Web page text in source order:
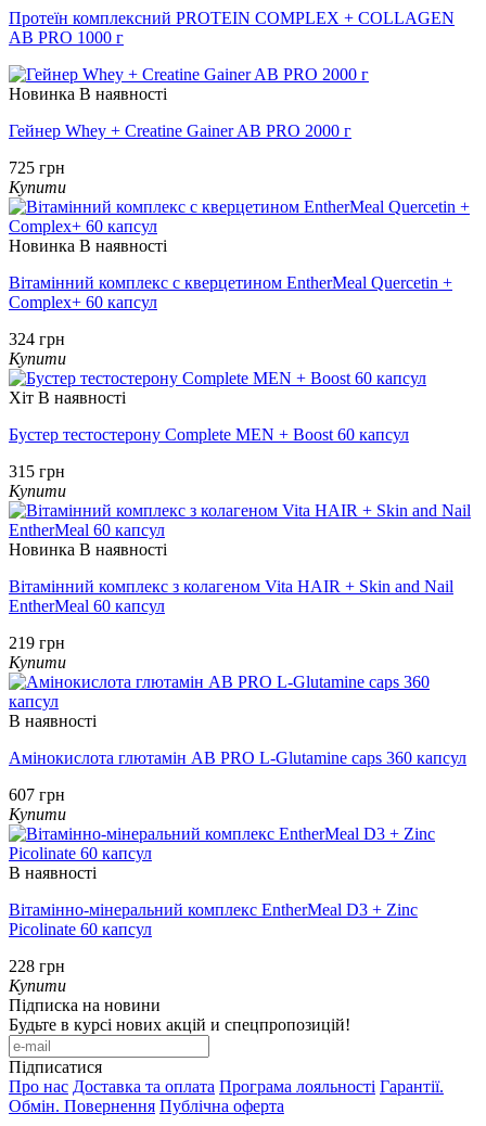
Протеїн комплексний PROTEIN COMPLEX + COLLAGEN
AB PRO 1000 г
Новинка В наявності
Гейнер Whey + Creatine Gainer AB PRO 2000 г
725 грн
Купити
Новинка В наявності
Вітамінний комплекс с кверцетином EntherMeal Quercetin +
Complex+ 60 капсул
324 грн
Купити
Хіт В наявності
Бустер тестостерону Complete MEN + Boost 60 капсул
315 грн
Купити
Новинка В наявності
Вітамінний комплекс з колагеном Vita HAIR + Skin and Nail
EntherMeal 60 капсул
219 грн
Купити
В наявності
Амінокислота глютамін AB PRO L-Glutamine caps 360 капсул
607 грн
Купити
В наявності
Вітамінно-мінеральний комплекс EntherMeal D3 + Zinc
Picolinate 60 капсул
228 грн
Купити
Підписка на новини
Будьте в курсі нових акцій и спецпропозицій!
Підписатися
Про нас Доставка та оплата Програма лояльності Гарантії.
Обмін. Повернення Публічна оферта